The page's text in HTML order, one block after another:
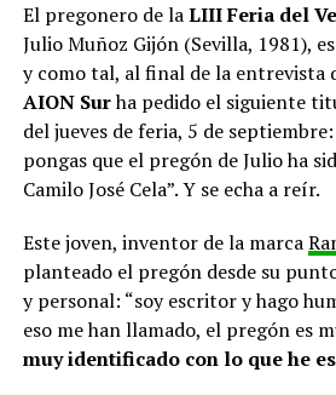
El pregonero de laLIII Feria del
Julio Muñoz Gijón (Sevilla, 1981),
y como tal, al final de la entrevista
AION Surha pedido el siguiente
del jueves de feria, 5 de
pongas que el pregón de Julio ha
Camilo José Cela”. Y se echa a reír.
Este joven, inventor de la marca
planteado el pregón desde su
y personal: “soy escritor y hago
eso me han llamado, el pregón es
muy identificado con lo que he